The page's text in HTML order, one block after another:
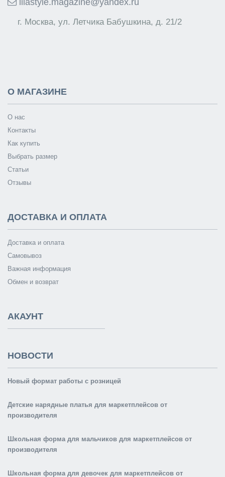
г. Москва, ул. Летчика Бабушкина, д. 21/2
О МАГАЗИНЕ
О нас
Контакты
Как купить
Выбрать размер
Статьи
Отзывы
ДОСТАВКА И ОПЛАТА
Доставка и оплата
Самовывоз
Важная информация
Обмен и возврат
АКАУНТ
НОВОСТИ
Новый формат работы с розницей
Детские нарядные платья для маркетплейсов от
производителя
Школьная форма для мальчиков для маркетплейсов от
производителя
Школьная форма для девочек для маркетплейсов от